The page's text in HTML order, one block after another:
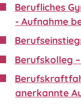
Berufliches
- Aufnahme
Berufskolleg
anerkannte